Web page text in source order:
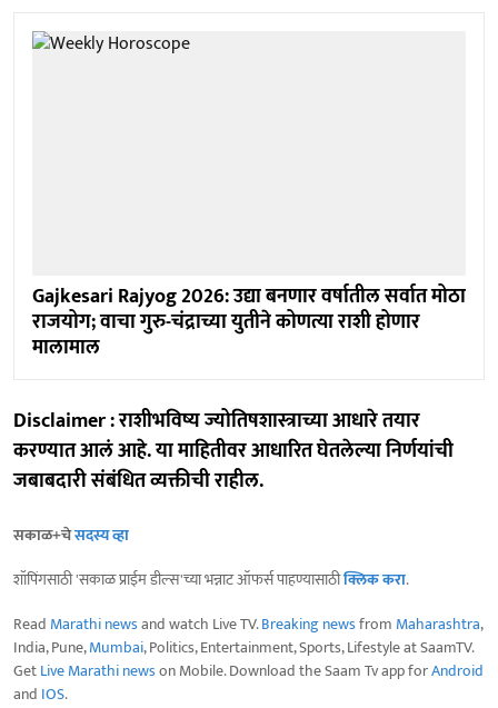
Gajkesari Rajyog 2026: उद्या बनणार वर्षातील सर्वात मोठा
राजयोग; वाचा गुरु-चंद्राच्या युतीने कोणत्या राशी होणार
मालामाल
Disclaimer : राशीभविष्य ज्योतिषशास्त्राच्या आधारे तयार
करण्यात आलं आहे. या माहितीवर आधारित घेतलेल्या निर्णयांची
जबाबदारी संबंधित व्यक्तीची राहील.
सकाळ+चेसदस्य व्हा
शॉपिंगसाठी 'सकाळ प्राईम डील्स'च्या भन्नाट ऑफर्स पाहण्यासाठीक्लिक करा.
Read Marathi newsand watch Live TV.Breaking newsfrom Maharashtra,
India, Pune,Mumbai, Politics, Entertainment, Sports, Lifestyle at SaamTV.
GetLive Marathi newson Mobile. Download the Saam Tv app forAndroid
and IOS.